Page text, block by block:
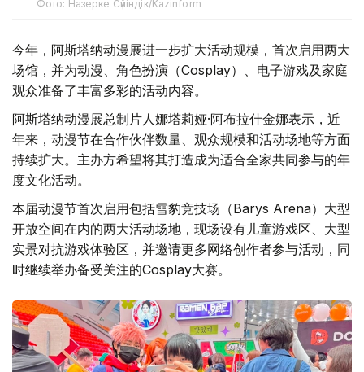
Фото: Назерке Сүйіндік/Kazinform
今年，阿斯塔纳动漫展进一步扩大活动规模，首次启用两大
场馆，并为动漫、角色扮演（Cosplay）、电子游戏及家庭
观众准备了丰富多彩的活动内容。
阿斯塔纳动漫展总制片人娜塔莉娅·阿布拉什金娜表示，近
年来，动漫节在合作伙伴数量、观众规模和活动场地等方面
持续扩大。主办方希望将其打造成为适合全家共同参与的年
度文化活动。
本届动漫节首次启用包括雪豹竞技场（Barys Arena）大型
开放空间在内的两大活动场地，现场设有儿童游戏区、大型
实景对抗游戏体验区，并邀请更多网络创作者参与活动，同
时继续举办备受关注的Cosplay大赛。